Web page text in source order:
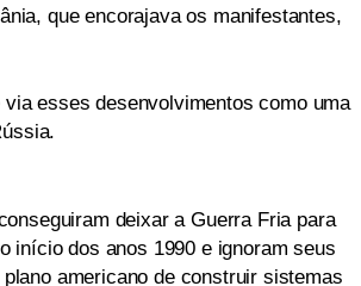
que encorajava os manifestantes,
esses desenvolvimentos como uma
deixar a Guerra Fria para
início dos anos 1990 e ignoram seus
americano de construir sistemas